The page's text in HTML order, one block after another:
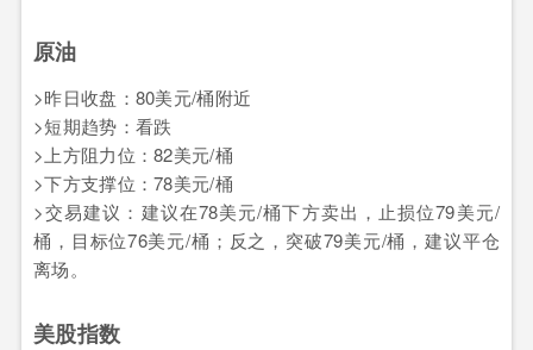
原油
>昨日收盘：80美元/桶附近
>短期趋势：看跌
>上方阻力位：82美元/桶
>下方支撑位：78美元/桶
>交易建议：建议在78美元/桶下方卖出，止损位79美元/
桶，目标位76美元/桶；反之，突破79美元/桶，建议平仓
离场。
美股指数